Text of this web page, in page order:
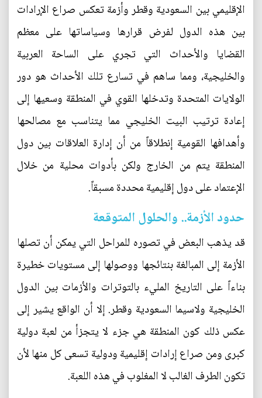
الإقليمي بين السعودية وقطر وأزمة تعكس صراع الإرادات
بين هذه الدول لفرض قرارها وسياساتها على معظم
القضايا والأحداث التي تجري على الساحة العربية
والخليجية، ومما ساهم في تسارع تلك الأحداث هو دور
الولايات المتحدة وتدخلها القوي في المنطقة وسعيها إلى
إعادة ترتيب البيت الخليجي مما يتناسب مع مصالحها
وأهدافها القومية إنطلاقاً من أن إدارة العلاقات بين دول
المنطقة يتم من الخارج ولكن بأدوات محلية من خلال
الإعتماد على دول إقليمية محددة مسبقاً.
حدود الأزمة.. والحلول المتوقعة
قد يذهب البعض في تصوره للمراحل التي يمكن أن تصلها
الأزمة إلى المبالغة بنتائجها ووصولها إلى مستويات خطيرة
بناءاً على التاريخ المليء بالتوترات والأزمات بين الدول
الخليجية ولاسيما السعودية وقطر. إلا أن الواقع يشير إلى
عكس ذلك كون المنطقة هي جزء لا يتجزأ من لعبة دولية
كبرى ومن صراع إرادات إقليمية ودولية تسعى كل منها لأن
تكون الطرف الغالب لا المغلوب في هذه اللعبة.